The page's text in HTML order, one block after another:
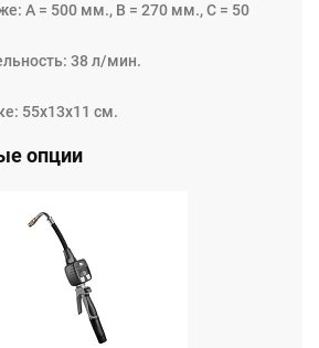
насос для больших и средних
требуется высокий расход (скорость
одновременных раздач,
эксплуатации автомобилей и
Оснащён уникальным
и быструю работу. Насос прост в
A = 500 мм., B = 270 мм., C = 50
38 л/мин.
55x13x11 см.
опции